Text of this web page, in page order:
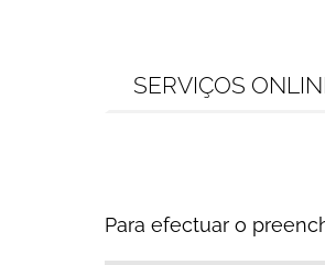
SERVIÇOS
Para efectuar o